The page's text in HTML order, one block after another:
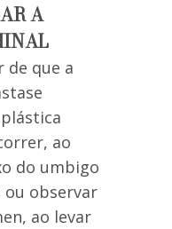
A
de que a
ao
do umbigo
ou observar
ao levar